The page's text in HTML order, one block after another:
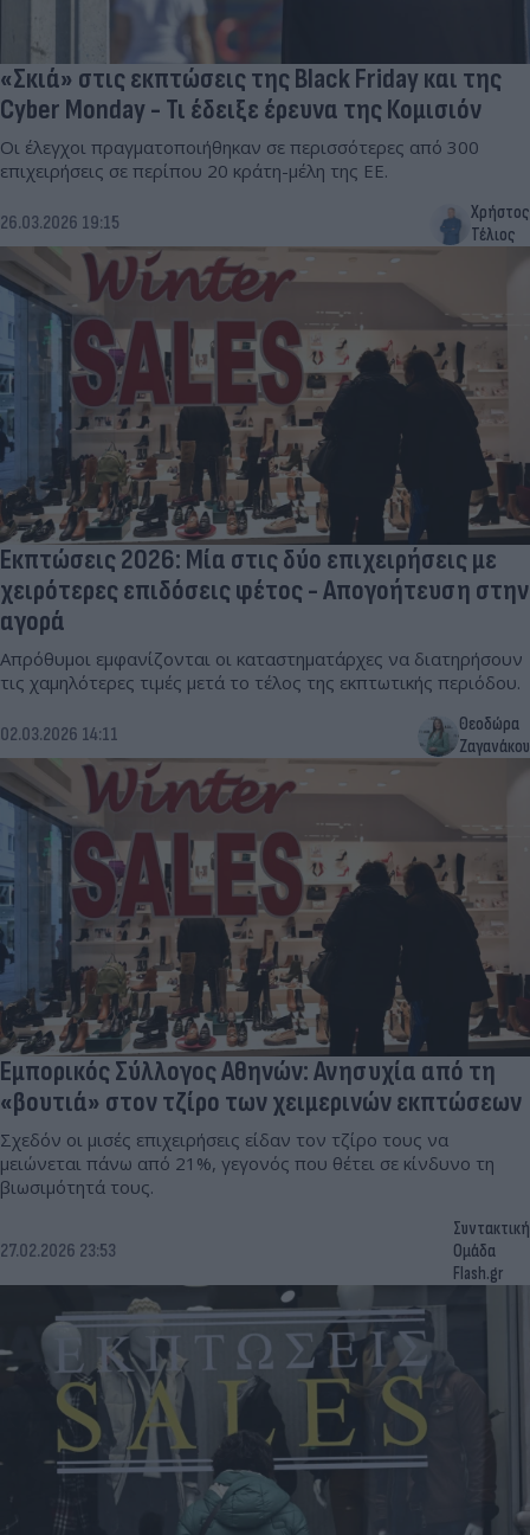
«Σκιά» στις εκπτώσεις της Black Friday και της
Cyber ​​Monday - Τι έδειξε έρευνα της Κομισιόν
Οι έλεγχοι πραγματοποιήθηκαν σε περισσότερες από 300
επιχειρήσεις σε περίπου 20 κράτη-μέλη της ΕΕ.
26.03.2026 19:15
Χρήστος
Τέλιος
Εκπτώσεις 2026: Μία στις δύο επιχειρήσεις με
χειρότερες επιδόσεις φέτος - Απογοήτευση στην
αγορά
Απρόθυμοι εμφανίζονται οι καταστηματάρχες να διατηρήσουν
τις χαμηλότερες τιμές μετά το τέλος της εκπτωτικής περιόδου.
02.03.2026 14:11
Θεοδώρα
Ζαγανάκου
Εμπορικός Σύλλογος Αθηνών: Ανησυχία από τη
«βουτιά» στον τζίρο των χειμερινών εκπτώσεων
Σχεδόν οι μισές επιχειρήσεις είδαν τον τζίρο τους να
μειώνεται πάνω από 21%, γεγονός που θέτει σε κίνδυνο τη
βιωσιμότητά τους.
27.02.2026 23:53
Συντακτική
Ομάδα
Flash.gr